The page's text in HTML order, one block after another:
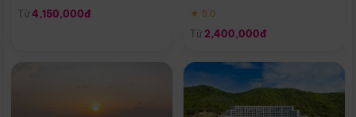
Từ 4,150,000đ
★ 5.0
Từ 2,400,000đ